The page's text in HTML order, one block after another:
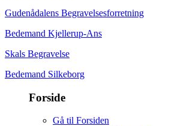
Gudenådalens Begravelsesforretning
Bedemand Kjellerup-Ans
Skals Begravelse
Bedemand Silkeborg
Forside
Gå til Forsiden